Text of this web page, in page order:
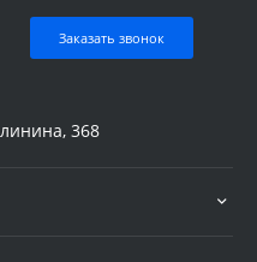
Заказать звонок
368